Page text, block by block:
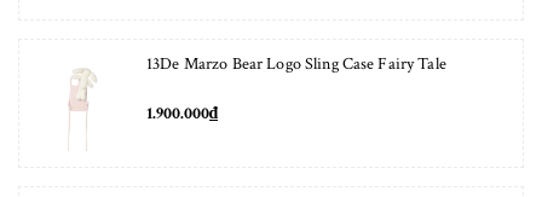
13De Marzo Bear Logo Sling Case Fairy Tale
1.900.000₫